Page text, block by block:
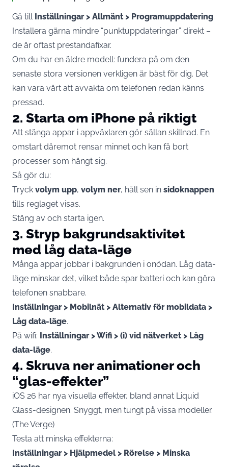
Gå till Inställningar > Allmänt > Programuppdatering.
Installera gärna mindre “punktuppdateringar” direkt –
de är oftast prestandafixar.
Om du har en äldre modell: fundera på om den
senaste stora versionen verkligen är bäst för dig. Det
kan vara värt att avvakta om telefonen redan känns
pressad.
2. Starta om iPhone på riktigt
Att stänga appar i appväxlaren gör sällan skillnad. En
omstart däremot rensar minnet och kan få bort
processer som hängt sig.
Så gör du:
Tryck volym upp, volym ner, håll sen in sidoknappen
tills reglaget visas.
Stäng av och starta igen.
3. Stryp bakgrundsaktivitet
med låg data-läge
Många appar jobbar i bakgrunden i onödan. Låg data-
läge minskar det, vilket både spar batteri och kan göra
telefonen snabbare.
Inställningar > Mobilnät > Alternativ för mobildata >
Låg data-läge.
På wifi: Inställningar > Wifi > (i) vid nätverket > Låg
data-läge.
4. Skruva ner animationer och
“glas-effekter”
iOS 26 har nya visuella effekter, bland annat Liquid
Glass-designen. Snyggt, men tungt på vissa modeller.
(The Verge)
Testa att minska effekterna:
Inställningar > Hjälpmedel > Rörelse > Minska